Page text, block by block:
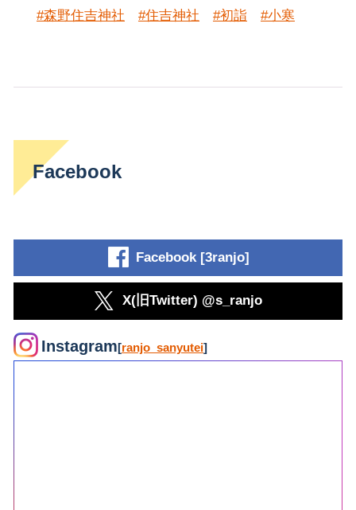
#森野住吉神社
#住吉神社 #初詣 #小寒
Facebook
Facebook [3ranjo]
X(旧Twitter) @s_ranjo
Instagram[ranjo_sanyutei]